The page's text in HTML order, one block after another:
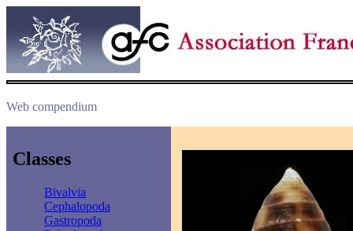
Web compendium
Classes
Bivalvia
Cephalopoda
Gastropoda